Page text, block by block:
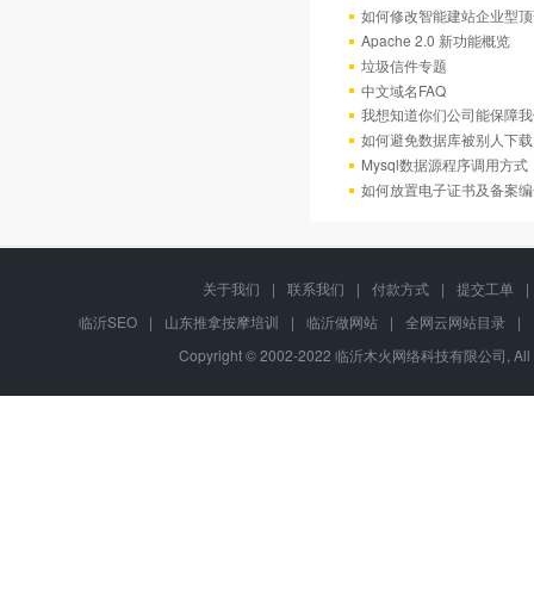
如何修改智能建站企业型
Apache 2.0 新功能概览
垃圾信件专题
中文域名FAQ
我想知道你们公司能保障
如何避免数据库被别人下
Mysql数据源程序调用方
如何放置电子证书及备案
关于我们 | 联系我们 | 付款方式 | 提交工单
|
临沂SEO
| 山东推拿按摩培训 | 临沂做网站 | 全网云网站目录 |
Copyright © 2002-2022 临沂木火网络科技有限公司,